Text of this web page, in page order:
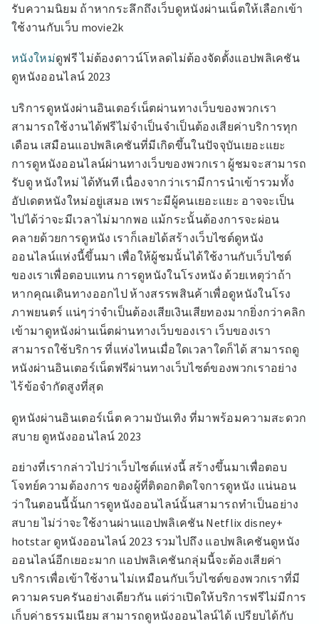
รับความนิยม ถ้าหากระลึกถึงเว็บดูหนังผ่านเน็ตให้เลือกเข้า
ใช้งานกับเว็บ movie2k
หนังใหม่ดูฟรี ไม่ต้องดาวน์โหลดไม่ต้องจัดตั้งแอปพลิเคชัน
ดูหนังออนไลน์ 2023
บริการดูหนังผ่านอินเตอร์เน็ตผ่านทางเว็บของพวกเรา
สามารถใช้งานได้ฟรีไม่จำเป็นจำเป็นต้องเสียค่าบริการทุก
เดือน เสมือนแอปพลิเคชันที่มีเกิดขึ้นในปัจจุบันเยอะแยะ
การดูหนังออนไลน์ผ่านทางเว็บของพวกเรา ผู้ชมจะสามารถ
รับดู หนังใหม่ ได้ทันที เนื่องจากว่าเรามีการนำเข้ารวมทั้ง
อัปเดตหนังใหม่อยู่เสมอ เพราะมีผู้คนเยอะแยะ อาจจะเป็น
ไปได้ว่าจะมีเวลาไม่มากพอ แม้กระนั้นต้องการจะผ่อน
คลายด้วยการดูหนัง เราก็เลยได้สร้างเว็บไซต์ดูหนัง
ออนไลน์แห่งนี้ขึ้นมา เพื่อให้ผู้ชมนั้นได้ใช้งานกับเว็บไซต์
ของเราเพื่อตอบแทน การดูหนังในโรงหนัง ด้วยเหตุว่าถ้า
หากคุณเดินทางออกไป ห้างสรรพสินค้าเพื่อดูหนังในโรง
ภาพยนตร์ แน่ๆว่าจำเป็นต้องเสียเงินเสียทองมากยิ่งกว่าคลิก
เข้ามาดูหนังผ่านเน็ตผ่านทางเว็บของเรา เว็บของเรา
สามารถใช้บริการ ที่แห่งไหนเมื่อใดเวลาใดก็ได้ สามารถดู
หนังผ่านอินเตอร์เน็ตฟรีผ่านทางเว็บไซต์ของพวกเราอย่าง
ไร้ข้อจำกัดสูงที่สุด
ดูหนังผ่านอินเตอร์เน็ต ความบันเทิง ที่มาพร้อมความสะดวก
สบาย ดูหนังออนไลน์ 2023
อย่างที่เรากล่าวไปว่าเว็บไซต์แห่งนี้ สร้างขึ้นมาเพื่อตอบ
โจทย์ความต้องการ ของผู้ที่ติดอกติดใจการดูหนัง แน่นอน
ว่าในตอนนี้นั้นการดูหนังออนไลน์นั้นสามารถทำเป็นอย่าง
สบาย ไม่ว่าจะใช้งานผ่านแอปพลิเคชัน Netflix disney+
hotstar ดูหนังออนไลน์ 2023 รวมไปถึง แอปพลิเคชันดูหนัง
ออนไลน์อีกเยอะมาก แอปพลิเคชันกลุ่มนี้จะต้องเสียค่า
บริการเพื่อเข้าใช้งาน ไม่เหมือนกับเว็บไซต์ของพวกเราที่มี
ความครบครันอย่างเดียวกัน แต่ว่าเปิดให้บริการฟรีไม่มีการ
เก็บค่าธรรมเนียม สามารถดูหนังออนไลน์ได้ เปรียบได้กับ